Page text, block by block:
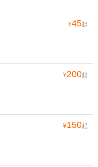
¥45起
¥200起
¥150起